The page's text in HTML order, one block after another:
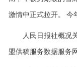
激情中正式拉开。
人民日报社概况关
盟供稿服务数据服务